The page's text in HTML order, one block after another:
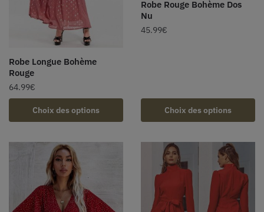
Robe Longue Bohème
Rouge
64.99€
Choix des options
Robe Rouge Bohème Dos
Nu
45.99€
Choix des options